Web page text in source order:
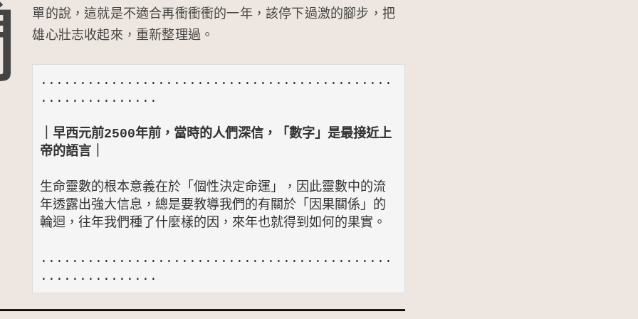
a
W
ei
單的說，這就是不適合再衝衝衝的一年，該停下過激的腳步，把
雄心壯志收起來，重新整理過。
.............................................
...............
｜早西元前2500年前，當時的人們深信，「數字」是最接近上
帝的語言｜
生命靈數的根本意義在於「個性決定命運」，因此靈數中的流
年透露出強大信息，總是要教導我們的有關於「因果關係」的
輪迴，往年我們種了什麼樣的因，來年也就得到如何的果實。
.............................................
...............